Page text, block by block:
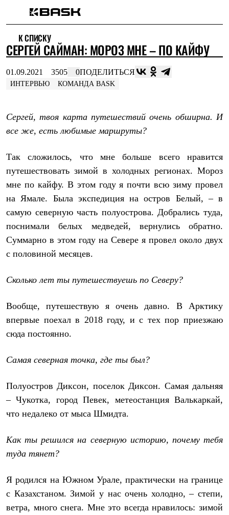
Интернет-магазин
Мужская одежда
Утепленная пухом
Куртки
Брюки
Жилеты
Куртки
Штормовая одежда
Брюки
Куртки
Брюки
Флисовая одежда
Куртки
Брюки
Жилеты
Теплое термобелье
Среднее термобелье
Футболки
Толстовки
Брюки
Шорты
Женская одежда
Утепленная пухом
Брюки
Куртки
Брюки
Куртки
Куртки
Лёгкая одежда
Футболки
Толстовки
Брюки
Термобелье
К СПИСКУ
СЕРГЕЙ САЙМАН: МОРОЗ МНЕ – ПО КАЙФУ
01.09.2021 3505 0ПОДЕЛИТЬСЯ
ИНТЕРВЬЮ КОМАНДА BASK
Сергей, твоя карта путешествий очень обширна. И
все же, есть любимые маршруты?
Так сложилось, что мне больше всего нравится
путешествовать зимой в холодных регионах. Мороз
мне по кайфу. В этом году я почти всю зиму провел
на Ямале. Была экспедиция на остров Белый, – в
самую северную часть полуострова. Добрались туда,
поснимали белых медведей, вернулись обратно.
Суммарно в этом году на Севере я провел около двух
с половиной месяцев.
Сколько лет ты путешествуешь по Северу?
Вообще, путешествую я очень давно. В Арктику
впервые поехал в 2018 году, и с тех пор приезжаю
сюда постоянно.
Самая северная точка, где ты был?
Полуостров Диксон, поселок Диксон. Самая дальняя
– Чукотка, город Певек, метеостанция Валькаркай,
что недалеко от мыса Шмидта.
Как ты решился на северную историю, почему тебя
туда тянет?
Я родился на Южном Урале, практически на границе
с Казахстаном. Зимой у нас очень холодно, – степи,
ветра, много снега. Мне это всегда нравилось: зимой